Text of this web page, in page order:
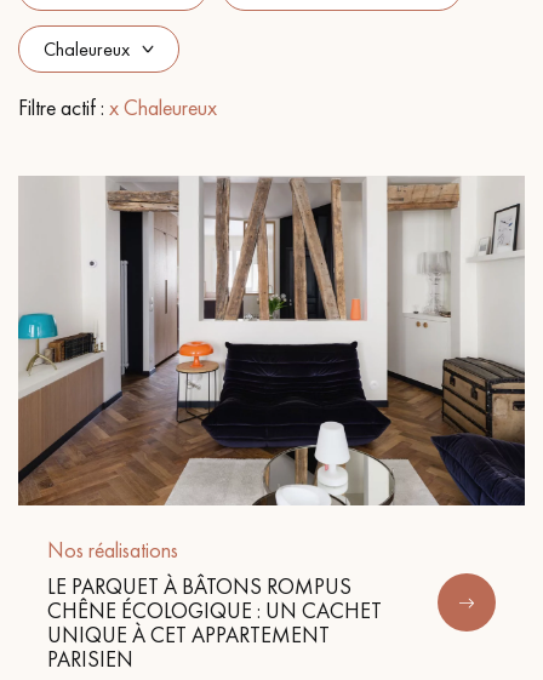
PARQUET VIEILLI PARQUET FUMÉ
PARQUET LAMES LARGES XXL
Nos conseillers sont disponibles au
0805 82 82 82
VOUS AVEZ UN PROJET ?
Nos experts sont à votre disposition pour vous guider pas à
Filtre actif : x Chaleureux
Nos réalisations
LE PARQUET À BÂTONS ROMPUS
CHÊNE ÉCOLOGIQUE : UN CACHET
UNIQUE À CET APPARTEMENT
PARISIEN